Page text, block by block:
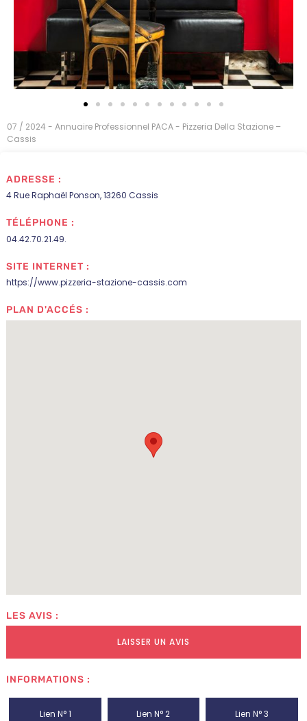
07 / 2024 - Annuaire Professionnel PACA - Pizzeria Della Stazione –
Cassis
ADRESSE :
4 Rue Raphaël Ponson, 13260 Cassis
TÉLÉPHONE :
04.42.70.21.49.
SITE INTERNET :
https://www.pizzeria-stazione-cassis.com
PLAN D'ACCÉS :
LES AVIS :
LAISSER UN AVIS
INFORMATIONS :
Lien N° 1 Lien N° 2 Lien N° 3